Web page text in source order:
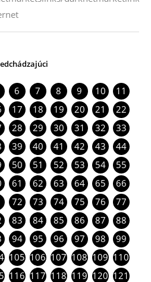
6 7 8 9 10
11
17 18 19 20 21
22
28 29 30 31 32
33
39 40 41 42 43
44
50 51 52 53 54
55
61 62 63 64 65
66
72 73 74 75 76
77
83 84 85 86 87
88
94 95 96 97 98
99
105 106 107 108 109 110
116 117 118 119 120 121